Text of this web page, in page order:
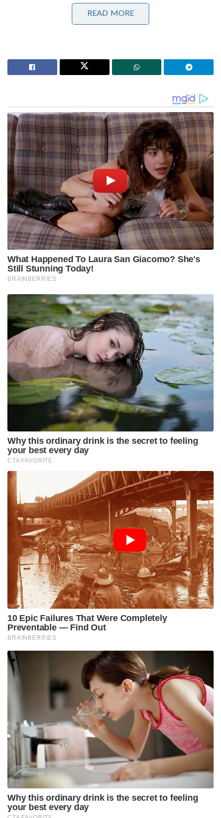
(സോഹൻ കൻവർ മംഗിലാൽ ടാറ്റർ ട്രസ്റ്റിന്റെ
പ്രസിഡന്റ്) എന്നിവരുള്‍പ്പെടെ നിരവധി പ്രമുഖർ
Stories you may like
ജയിലിൽ അടയ്ക്കപ്പെട്ടത്, പിന്തുണ വേണ്ട, പിന്നിൽ
നിന്ന് കുത്തരുത്; ജയരാജനെതിരെ ആഞ്ഞടിച്ച്
അർജുൻ ആയങ്കി
സാധാരണക്കാർക്കും ചെറുകിട വ്യാപാരികൾക്കും ഒരു
തരത്തിലുള്ള ട്രാൻസാക്ഷൻ നിരക്കുകളും ഈടാക്കില്ല
; യു.പി.ഐ നിയമഭേദഗതിയിൽ വ്യക്തത വരുത്തി
കേന്ദ്രസർക്കാർ
തമിഴ്‌നാട്ടിലെ ഗ്രാമീണ മേഖലകളിൽ മികച്ച ചികിത്സാ
സൗകര്യങ്ങളുടെ കുറവ് പരിഹരിക്കാനാണ് ഈ
പുതിയ മൾട്ടി സ്പെഷ്യാലിറ്റി ആശുപത്രി
പദ്ധതിയിലൂടെ സംഘടന ലക്ഷ്യമിടുന്നത്. ചടങ്ങിൽ
സംസാരിച്ച വിശിഷ്ടാതിഥികൾ ഗ്രാമീണ
മേഖലകളിലെയും പിന്നാക്ക വിഭാഗങ്ങളിലെയും
ജനങ്ങൾക്ക് ഗുണമേന്മയുള്ളതും
ചെലവുകുറഞ്ഞതുമായ ആരോഗ്യസേവനങ്ങളുടെ
നിർമിക്കപ്പെടുന്ന ഈ മൾട്ടി-സ്പെഷ്യാലിറ്റി
ആശുപത്രിയിൽ ആധുനിക ചികിത്സാ സൗകര്യങ്ങൾ,
അടിയന്തര ചികിത്സാ വിഭാഗം, അത്യാധുനിക
ലബോറട്ടറി സേവനങ്ങൾ, സമഗ്ര സമൂഹാരോഗ്യ
സേവനങ്ങൾ എന്നിവ ഒരുക്കുന്നതാണ്.
തിരുവള്ളൂർ ജില്ലയിലെയും തമിഴ്നാട്–ആന്ധ്രപ്രദേശ്
അതിർത്തി പ്രദേശങ്ങളിലെയും ആയിരക്കണക്കിന്
ജനങ്ങൾക്ക് ഈ ആശുപത്രി വലിയ
ആശ്വാസമാകുമെന്ന് പ്രതീക്ഷിക്കുന്നു.
ആരോഗ്യബോധവൽക്കരണം, സാമൂഹിക സേവനം,
പ്രാദേശിക തൊഴിലവസര സൃഷ്ടി എന്നിവ
പ്രോത്സാഹിപ്പിക്കുന്നതിലൂടെ ദീർഘകാല സാമൂഹിക
പരിവർത്തനത്തിനും ഈ സംരംഭം വഴിയൊരുക്കും.
Tags:
Deseeya Sevabharathi
sevabharati tamilnadu
multi speciality hospital
READ MORE